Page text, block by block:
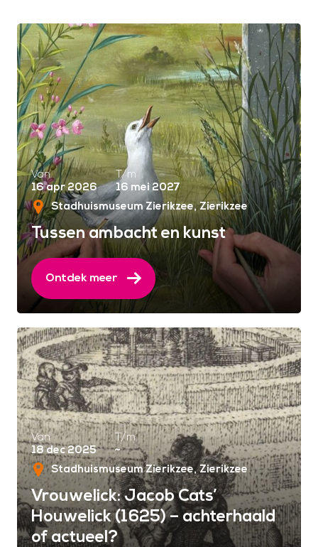
Van
16 apr 2026
T/m
16 mei 2027
Stadhuismuseum Zierikzee Zierikzee
Tussen ambacht en kunst
Ontdek meer
Van
18 dec 2025
T/m
~
Stadhuismuseum Zierikzee Zierikzee
Vrouwelick: Jacob Cats’
Houwelick (1625) – achterhaald
of actueel?